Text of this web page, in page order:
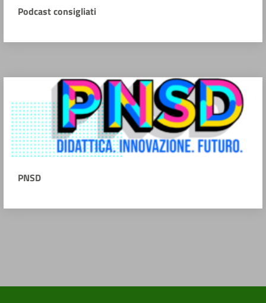
Podcast consigliati
PNSD